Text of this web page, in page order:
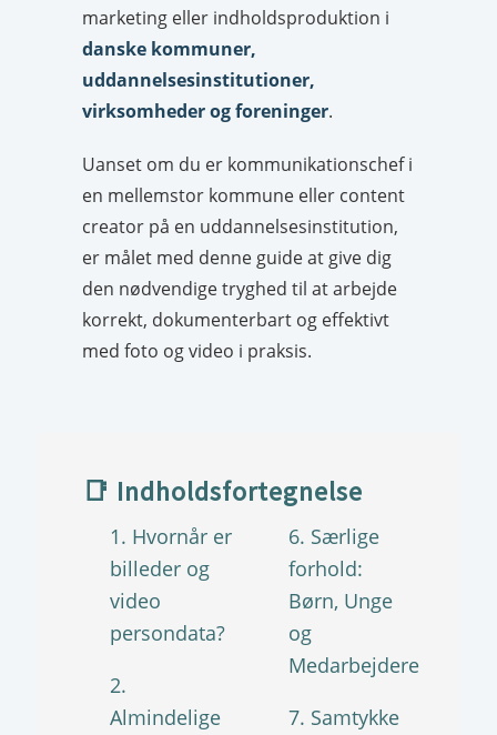
marketing eller indholdsproduktion i
danske kommuner,
uddannelsesinstitutioner,
virksomheder og foreninger.
Uanset om du er kommunikationschef i
en mellemstor kommune eller content
creator på en uddannelsesinstitution,
er målet med denne guide at give dig
den nødvendige tryghed til at arbejde
korrekt, dokumenterbart og effektivt
med foto og video i praksis.
📑 Indholdsfortegnelse
1. Hvornår er
billeder og
video
persondata?
2.
Almindelige
6. Særlige
forhold:
Børn, Unge
og
Medarbejdere
7. Samtykke